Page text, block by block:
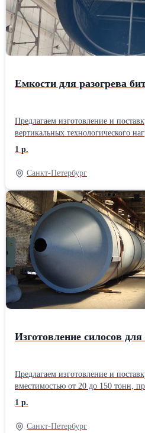
Емкости для разогрева
Предлагаем изготовление и
вертикальных технологического
м3 в габаритных размерах для
Емкость предназначена для
нефтепродуктов до рабочей
термальным маслом внутри емкости.
1 р.
Санкт-Петербург
Изготовление силосов
Предлагаем изготовление и
вместимостью от 20 до 150 тонн,
цемента из цементовоза, хранения
бетоносмесительные установки.
договорная.
1 р.
Санкт-Петербург